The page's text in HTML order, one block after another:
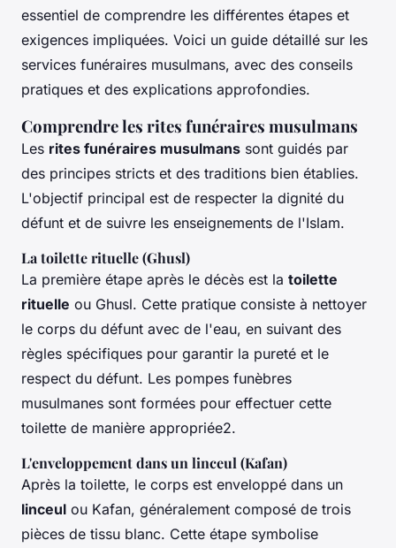
essentiel de comprendre les différentes étapes et
exigences impliquées. Voici un guide détaillé sur les
services funéraires musulmans, avec des conseils
pratiques et des explications approfondies.
Comprendre les rites funéraires musulmans
Les rites funéraires musulmans sont guidés par
des principes stricts et des traditions bien établies.
L'objectif principal est de respecter la dignité du
défunt et de suivre les enseignements de l'Islam.
La toilette rituelle (Ghusl)
La première étape après le décès est la toilette
rituelle ou Ghusl. Cette pratique consiste à nettoyer
le corps du défunt avec de l'eau, en suivant des
règles spécifiques pour garantir la pureté et le
respect du défunt. Les pompes funèbres
musulmanes sont formées pour effectuer cette
toilette de manière appropriée2.
L'enveloppement dans un linceul (Kafan)
Après la toilette, le corps est enveloppé dans un
linceul ou Kafan, généralement composé de trois
pièces de tissu blanc. Cette étape symbolise